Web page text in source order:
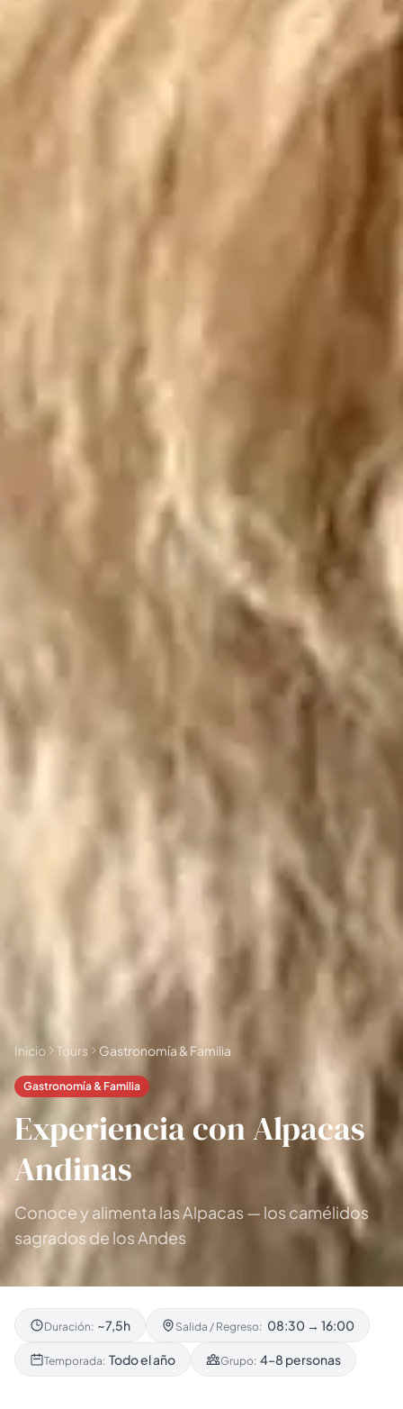
Inicio Tours Gastronomía & Familia
Gastronomía & Familia
Experiencia con Alpacas
Andinas
Conoce y alimenta las Alpacas — los camélidos
sagrados de los Andes
Duración: ~7,5h Salida / Regreso: 08:30 → 16:00
Temporada: Todo el año Grupo: 4–8 personas
Todas las